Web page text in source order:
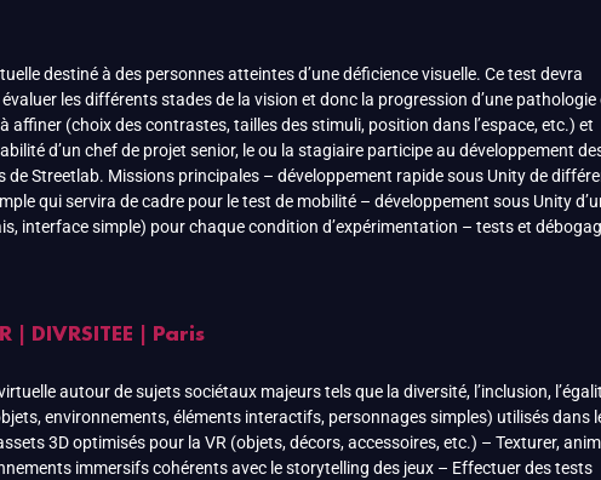
destiné à des personnes atteintes d’une déficience visuelle. Ce test devra
les différents stades de la vision et donc la progression d’une pathologie
(choix des contrastes, tailles des stimuli, position dans l’espace, etc.) et
d’un chef de projet senior, le ou la stagiaire participe au développement
Streetlab. Missions principales – développement rapide sous Unity de
qui servira de cadre pour le test de mobilité – développement sous Unity
interface simple) pour chaque condition d’expérimentation – tests et
DIVRSITEE | Paris
autour de sujets sociétaux majeurs tels que la diversité, l’inclusion,
environnements, éléments interactifs, personnages simples) utilisés dans
3D optimisés pour la VR (objets, décors, accessoires, etc.) – Texturer,
immersifs cohérents avec le storytelling des jeux – Effectuer des tests